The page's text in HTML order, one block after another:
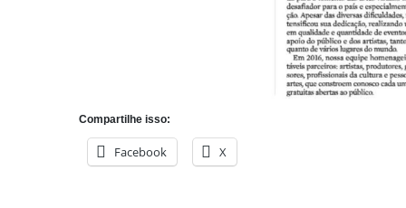
Compartilhe isso:
Facebook X